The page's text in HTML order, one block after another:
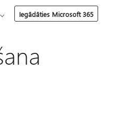
Iegādāties Microsoft 365